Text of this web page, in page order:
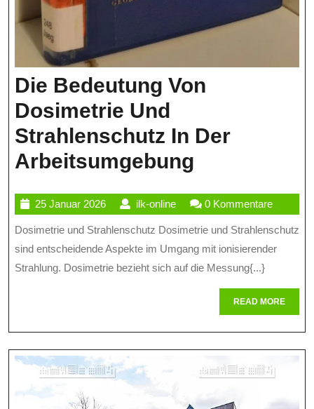
Die Bedeutung Von
Dosimetrie Und
Strahlenschutz In Der
Arbeitsumgebung
Von
Dosimetrie
Und
Der
25 Januar 202625
Januar
2026
ilk-onlineilk-
online
0 Kommentare
Dosimetrie und Strahlenschutz Dosimetrie und Strahlenschutz
sind entscheidende Aspekte im Umgang mit ionisierender
Strahlung. Dosimetrie bezieht sich auf die Messung{...}
READ MOREREAD
MORE